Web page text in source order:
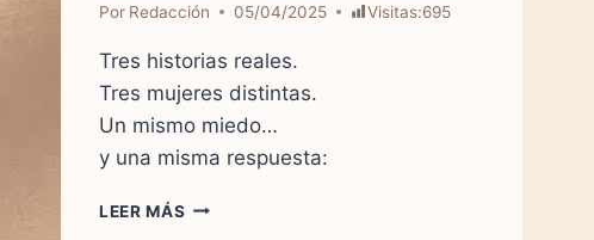
Por Redacción 05/04/2025 Visitas:695
Tres historias reales.
Tres mujeres distintas.
Un mismo miedo…
y una misma respuesta:
LEER MÁS LAS